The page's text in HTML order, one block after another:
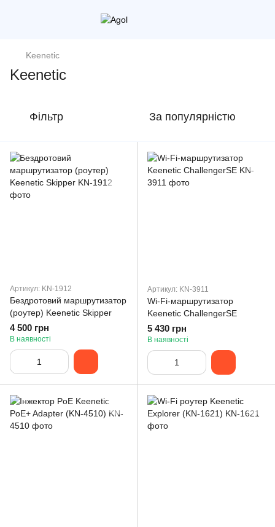
Keenetic
Keenetic
Фільтр За популярністю
Артикул: KN-1912
Бездротовий маршрутизатор
(роутер) Keenetic Skipper
4 500 грн
В наявності
Артикул: KN-3911
Wi-Fi-маршрутизатор
Keenetic ChallengerSE
5 430 грн
В наявності